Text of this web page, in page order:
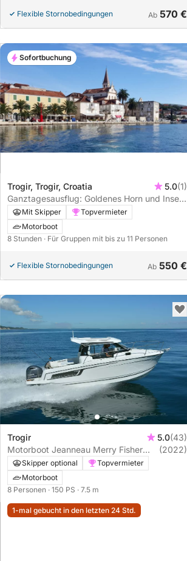
Flexible Stornobedingungen Ab 570 €
Trogir, Trogir, Croatia 5.0(1)
Ganztagesausflug: Goldenes Horn und Insel
BračMit Skipper
Topvermieter
Motorboot
8 Stunden · Für Gruppen mit bis zu 11 Personen
Flexible Stornobedingungen Ab 550 €
Sofortbuchung
Trogir 5.0(43)
Motorboot Jeanneau Merry Fisher
695 150PS
(2022)
Skipper optional
Topvermieter
Motorboot
8 Personen · 150 PS · 7.5 m
1-mal gebucht in den letzten 24 Std.